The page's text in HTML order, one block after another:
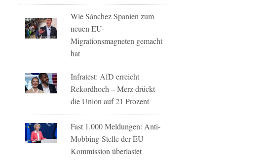
Wie Sánchez Spanien zum
neuen EU-
Migrationsmagneten gemacht
hat
Infratest: AfD erreicht
Rekordhoch – Merz drückt
die Union auf 21 Prozent
Fast 1.000 Meldungen: Anti-
Mobbing-Stelle der EU-
Kommission überlastet